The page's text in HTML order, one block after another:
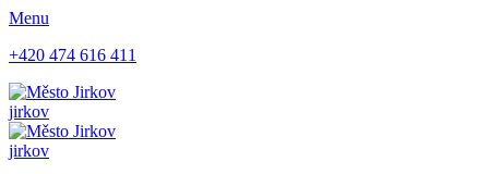
Menu
+420 474 616 411
jirkov
jirkov